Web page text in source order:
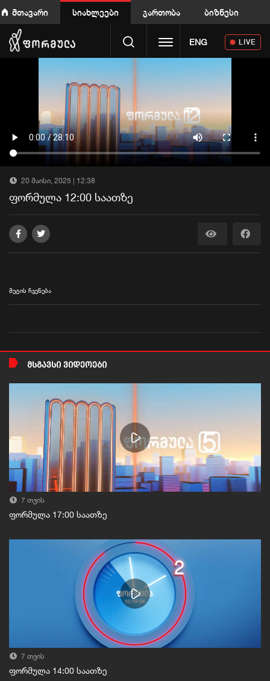
მთავარი სიახლეები გართობა ბიზნესი
Toggle navigation
ENG LIVE
20 მაისი, 2025 | 12:38
ფორმულა 12:00 საათზე
მეტის ჩვენება
ᲛᲡᲒᲐᲕᲡᲘ ᲕᲘᲓᲔᲝᲔᲑᲘ
7 თვის
ფორმულა 17:00 საათზე
7 თვის
ფორმულა 14:00 საათზე